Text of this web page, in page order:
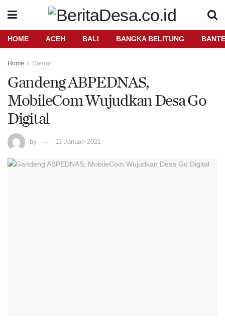
HOME ACEH BALI BANGKA BELITUNG
Home Daerah
Gandeng ABPEDNAS,
MobileCom Wujudkan Desa Go
Digital
by 11 Januari 2021